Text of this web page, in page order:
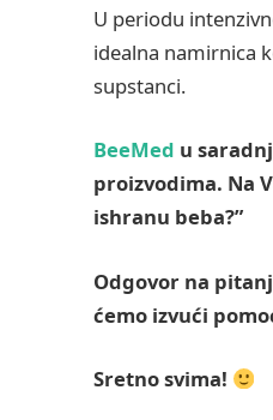
U periodu
idealna namirnica
supstanci.
BeeMed u
proizvodima. Na
ishranu beba?”
Odgovor na
ćemo izvući
Sretno svima!